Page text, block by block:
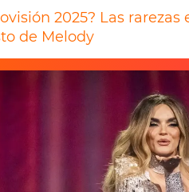
2025? Las
de Melody